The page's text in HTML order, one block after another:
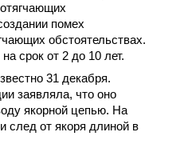
помех
обстоятельствах.
срок от 2 до 10 лет.
31 декабря.
заявляла, что оно
якорной цепью. На
след от якоря длиной в